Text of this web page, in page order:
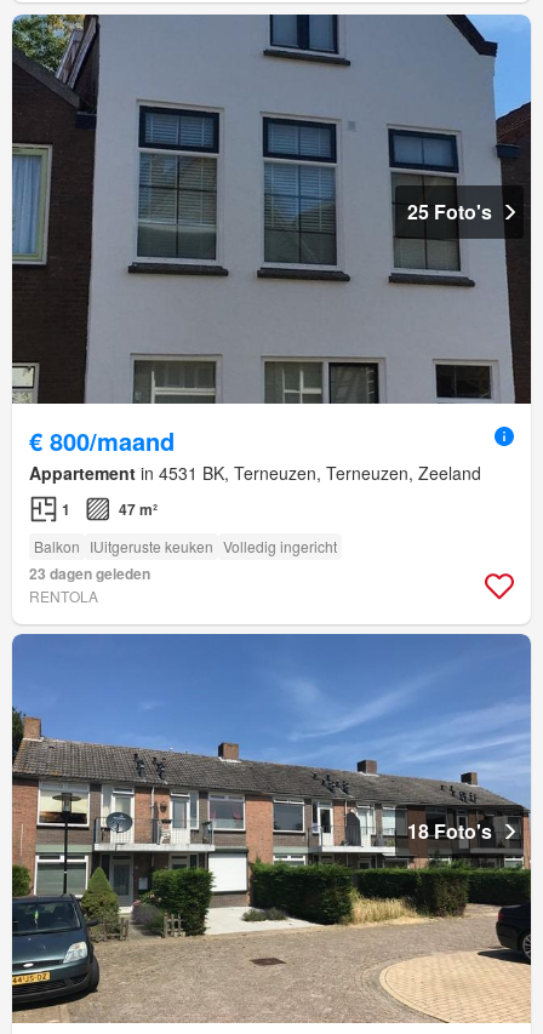
25 Foto's
€ 800/maand
Appartement in 4531 BK, Terneuzen, Terneuzen, Zeeland
1 47 m²
Balkon IUitgeruste keuken Volledig ingericht
23 dagen geleden
RENTOLA
18 Foto's